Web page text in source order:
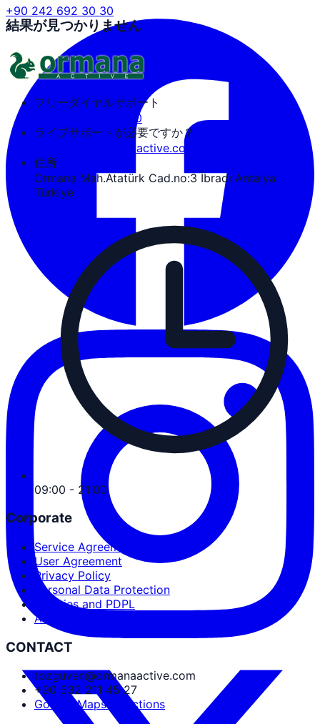
+90 242 692 30 30
結果が見つかりません
フリーダイヤルサポート
+90 242 692 30 30
ライブサポートが必要ですか？
tozguven@ormanaactive.com
住所
Ormana Mah.Atatürk Cad.no:3 İbradı Antalya
Türkiye
09:00 - 21:00
Corporate
Service Agreement
User Agreement
Privacy Policy
Personal Data Protection
Cookies and PDPL
Abdullah Nevzat Özgüven
CONTACT
tozguven@ormanaactive.com
+90 532 211 45 27
Google Maps Directions